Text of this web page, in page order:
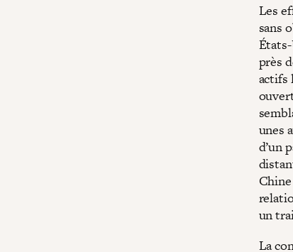
Les
sans
près
actifs
unes
d’un
un
La